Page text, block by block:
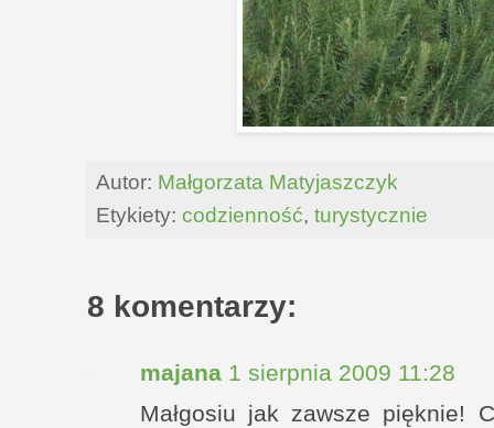
Autor: Małgorzata Matyjaszczyk
Etykiety: codzienność, turystycznie
8 komentarzy:
majana 1 sierpnia 2009 11:28
Małgosiu jak zawsze pięknie!